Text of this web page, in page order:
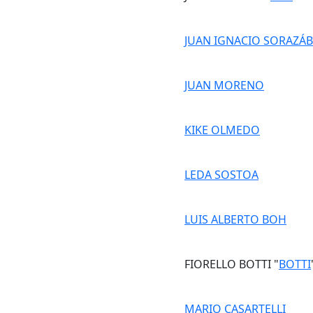
JUAN IGNACIO
JUAN MORENO
KIKE OLMEDO
LEDA SOSTOA
LUIS ALBERTO BOH
FIORELLO BOTTI "BOTTI
MARIO CASARTELLI